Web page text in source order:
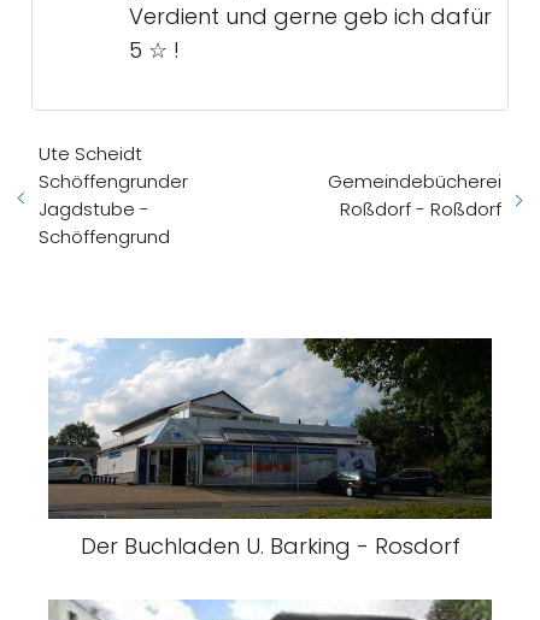
Verdient und gerne geb ich dafür
5 ☆ !
Ute Scheidt
Schöffengrunder
Jagdstube -
Schöffengrund
Gemeindebücherei
Roßdorf - Roßdorf
Der Buchladen U. Barking - Rosdorf